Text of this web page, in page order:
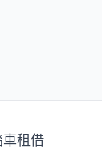
車租借